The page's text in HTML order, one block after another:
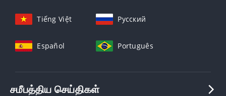
Tiếng Việt Русский
Español Português
சமீபத்திய செய்திகள்